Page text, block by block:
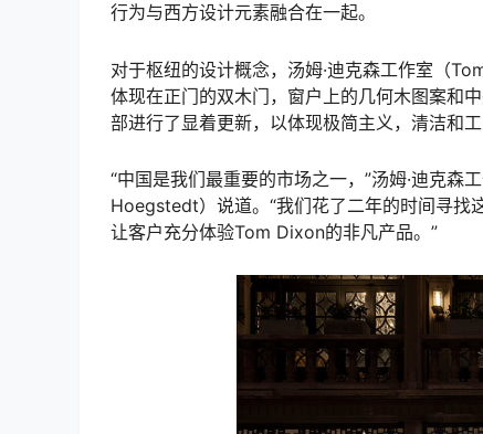
行为与西方设计元素融合在一起。
对于枢纽的设计概念，汤姆·迪克森工作室（
体现在正门的双木门，窗户上的几何木图案和
部进行了显着更新，以体现极简主义，清洁和工
“中国是我们最重要的市场之一，”汤姆·迪克
Hoegstedt）说道。“我们花了二年的时间寻找
让客户充分体验Tom Dixon的非凡产品。”